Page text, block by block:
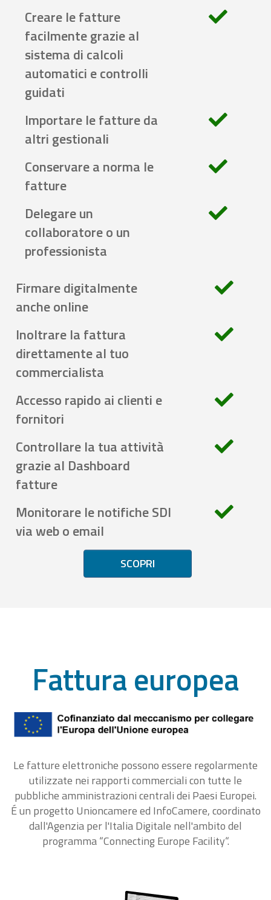
Creare le fatture
facilmente grazie al
sistema di calcoli
automatici e controlli
guidati
Importare le fatture da
altri gestionali
Conservare a norma le
fatture
Delegare un
collaboratore o un
professionista
Firmare digitalmente
anche online
Inoltrare la fattura
direttamente al tuo
commercialista
Accesso rapido ai clienti e
fornitori
Controllare la tua attività
grazie al Dashboard
fatture
Monitorare le notifiche SDI
via web o email
SCOPRI
Fattura europea
Le fatture elettroniche possono essere regolarmente
utilizzate nei rapporti commerciali con tutte le
pubbliche amministrazioni centrali dei Paesi Europei.
É un progetto Unioncamere ed InfoCamere, coordinato
dall'Agenzia per l'Italia Digitale nell'ambito del
programma “Connecting Europe Facility“.